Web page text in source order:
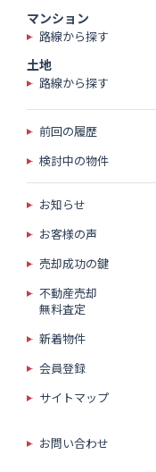
マンション
路線から探す
土地
路線から探す
前回の履歴
検討中の物件
お知らせ
お客様の声
売却成功の鍵
不動産売却
無料査定
新着物件
会員登録
サイトマップ
お問い合わせ